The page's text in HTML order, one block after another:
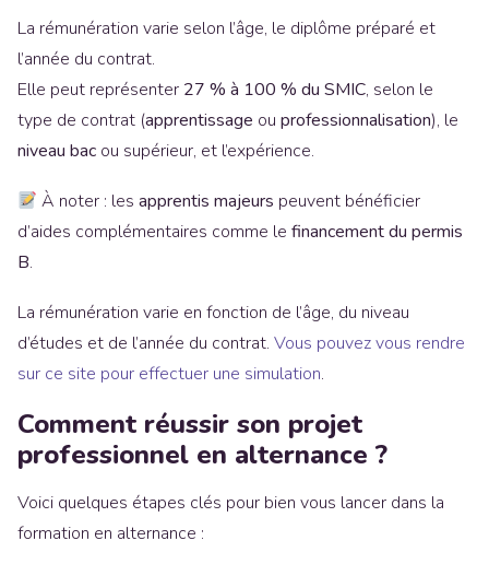
La rémunération varie selon l’âge, le diplôme préparé et
l’année du contrat.
Elle peut représenter 27 % à 100 % du SMIC, selon le
type de contrat (apprentissage ou professionnalisation), le
niveau bac ou supérieur, et l’expérience.
À noter : lesapprentis majeurs peuvent bénéficier
d’aides complémentaires comme le financement du permis
B.
La rémunération varie en fonction de l’âge, du niveau
d’études et de l’année du contrat. Vous pouvez vous rendre
sur ce site pour effectuer une simulation.
Comment réussir son projet
professionnel en alternance ?
Voici quelques étapes clés pour bien vous lancer dans la
formation en alternance :